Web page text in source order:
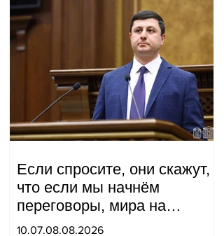
Если спросите, они скажут,
что если мы начнём
переговоры, мира на
границе не будет, начнётся
10.07.08.08.2026